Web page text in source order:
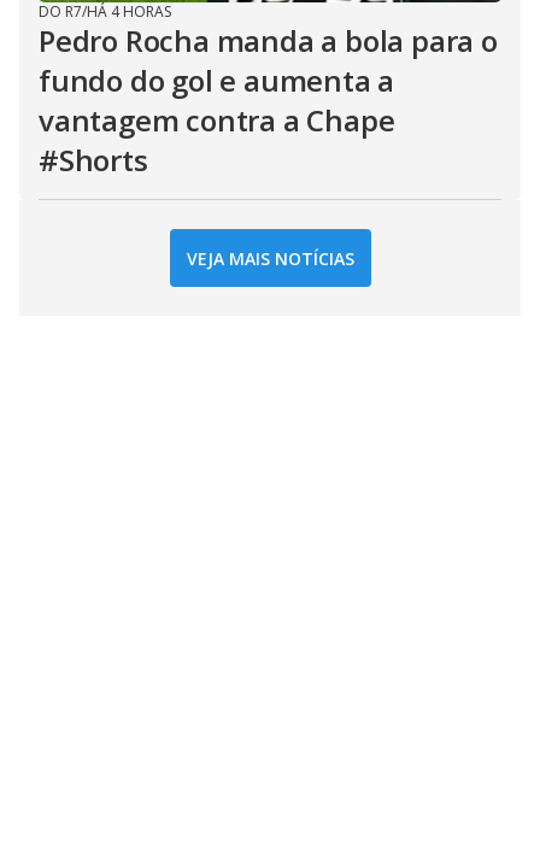
DO R7/HÁ 4 HORAS
Pedro Rocha manda a bola para o
fundo do gol e aumenta a
vantagem contra a Chape
#Shorts
VEJA MAIS NOTÍCIAS